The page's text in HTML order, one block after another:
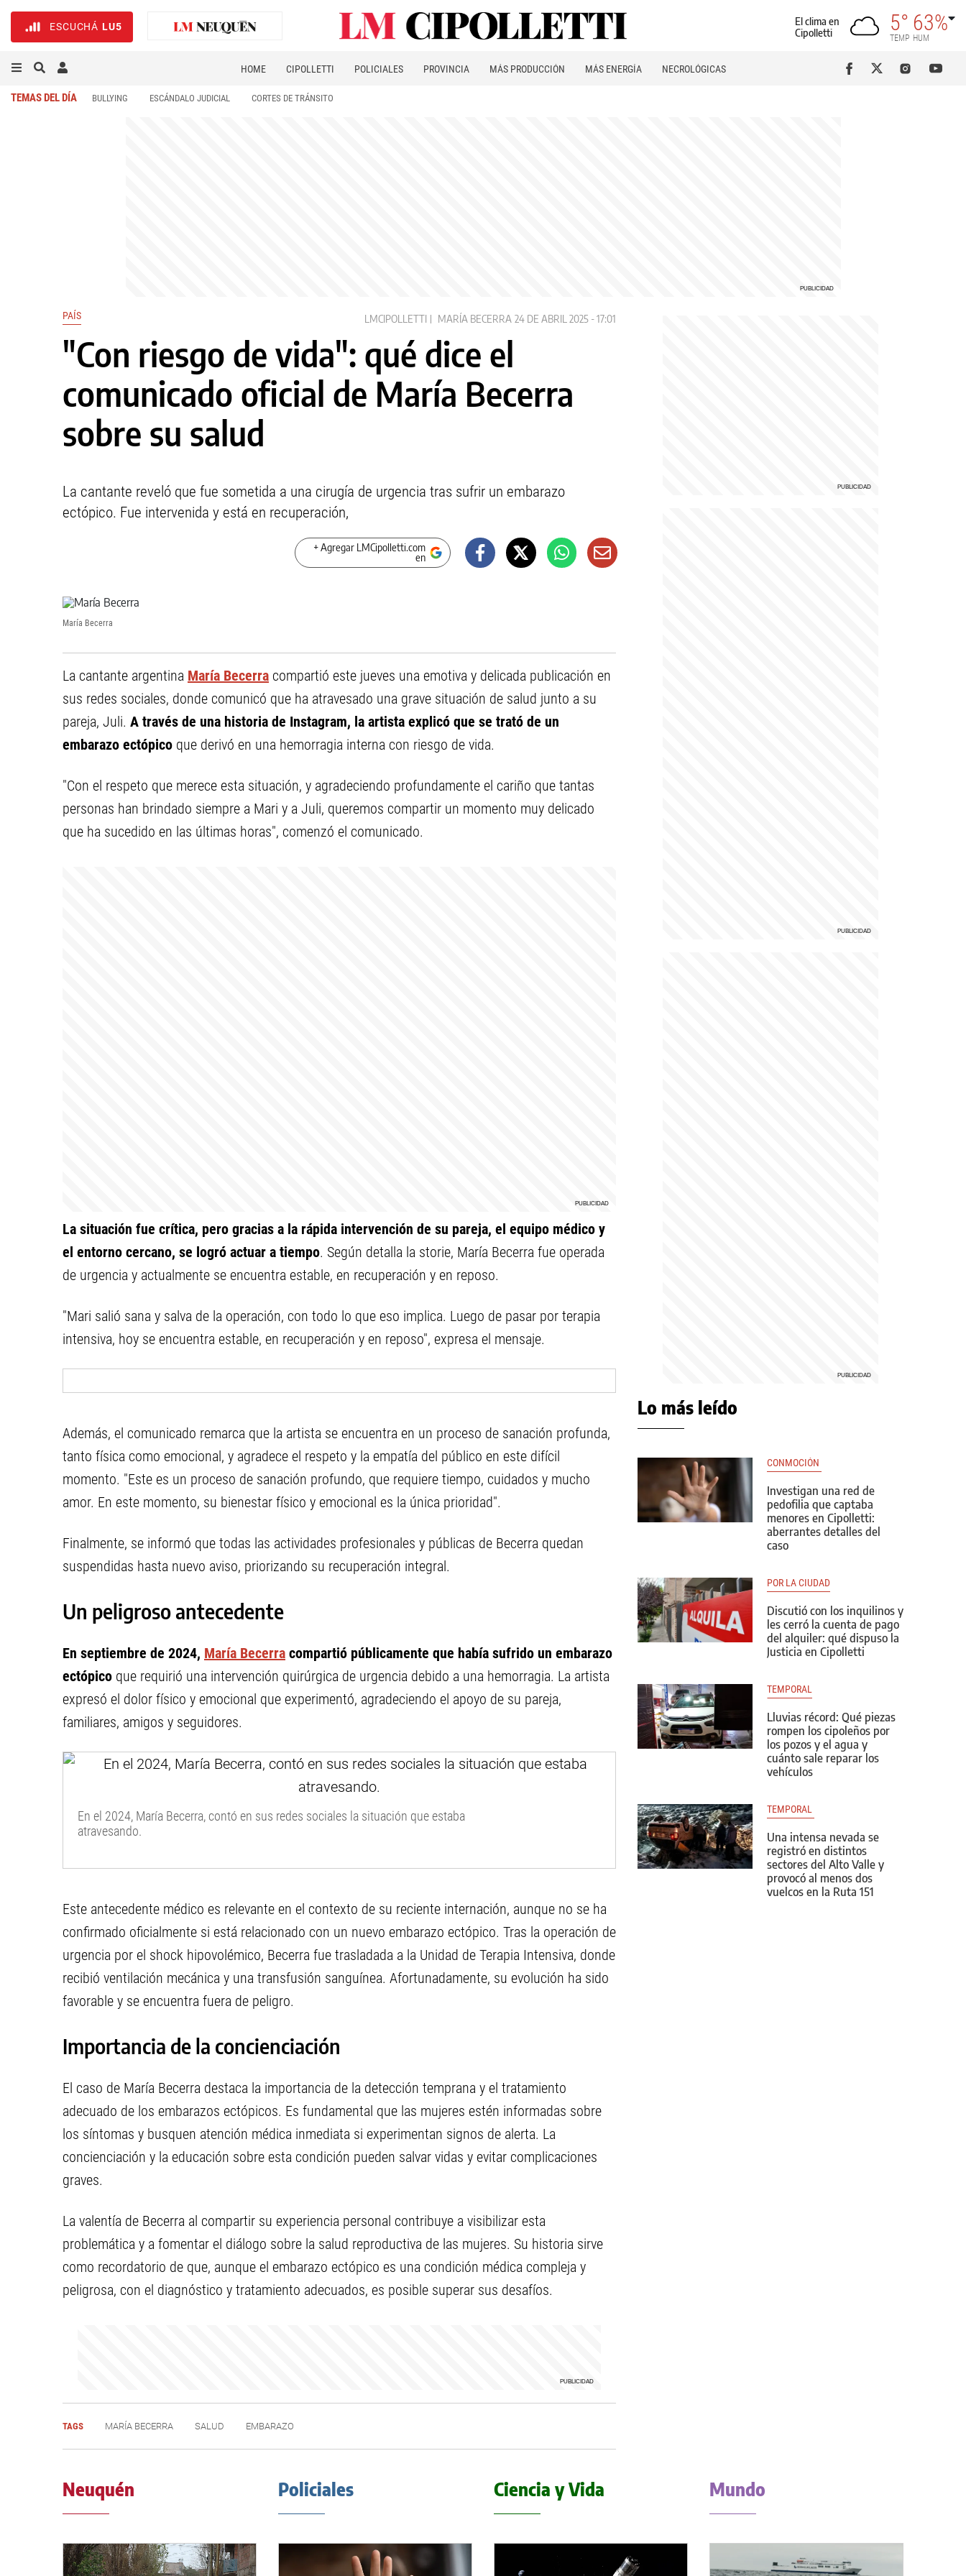
ESCUCHÁ LU5
El clima en
Cipolletti
5°
TEMP
63%
HUM
HOME CIPOLLETTI POLICIALES PROVINCIA MÁS PRODUCCIÓN MÁS ENERGÍA NECROLÓGICAS
TEMAS DEL DÍA BULLYING ESCÁNDALO JUDICIAL CORTES DE TRÁNSITO
PAÍS LMCIPOLLETTI MARÍA BECERRA 24 DE ABRIL 2025 - 17:01
"Con riesgo de vida": qué dice el
comunicado oficial de María Becerra
sobre su salud
La cantante reveló que fue sometida a una cirugía de urgencia tras sufrir un embarazo
ectópico. Fue intervenida y está en recuperación,
+ Agregar LMCipolletti.com
en
María Becerra
La cantante argentina María Becerra compartió este jueves una emotiva y delicada publicación en
sus redes sociales, donde comunicó que ha atravesado una grave situación de salud junto a su
pareja, Juli. A través de una historia de Instagram, la artista explicó que se trató de un
embarazo ectópico que derivó en una hemorragia interna con riesgo de vida.
"Con el respeto que merece esta situación, y agradeciendo profundamente el cariño que tantas
personas han brindado siempre a Mari y a Juli, queremos compartir un momento muy delicado
que ha sucedido en las últimas horas", comenzó el comunicado.
La situación fue crítica, pero gracias a la rápida intervención de su pareja, el equipo médico y
el entorno cercano, se logró actuar a tiempo. Según detalla la storie, María Becerra fue operada
de urgencia y actualmente se encuentra estable, en recuperación y en reposo.
"Mari salió sana y salva de la operación, con todo lo que eso implica. Luego de pasar por terapia
intensiva, hoy se encuentra estable, en recuperación y en reposo", expresa el mensaje.
Además, el comunicado remarca que la artista se encuentra en un proceso de sanación profunda,
tanto física como emocional, y agradece el respeto y la empatía del público en este difícil
momento. "Este es un proceso de sanación profundo, que requiere tiempo, cuidados y mucho
amor. En este momento, su bienestar físico y emocional es la única prioridad".
Finalmente, se informó que todas las actividades profesionales y públicas de Becerra quedan
suspendidas hasta nuevo aviso, priorizando su recuperación integral.
Un peligroso antecedente
En septiembre de 2024, María Becerra compartió públicamente que había sufrido un embarazo
ectópico que requirió una intervención quirúrgica de urgencia debido a una hemorragia. La artista
expresó el dolor físico y emocional que experimentó, agradeciendo el apoyo de su pareja,
familiares, amigos y seguidores.
En el 2024, María Becerra, contó en sus redes sociales la situación que estaba
atravesando.
Este antecedente médico es relevante en el contexto de su reciente internación, aunque no se ha
confirmado oficialmente si está relacionado con un nuevo embarazo ectópico. Tras la operación de
urgencia por el shock hipovolémico, Becerra fue trasladada a la Unidad de Terapia Intensiva, donde
recibió ventilación mecánica y una transfusión sanguínea. Afortunadamente, su evolución ha sido
favorable y se encuentra fuera de peligro.
Importancia de la concienciación
El caso de María Becerra destaca la importancia de la detección temprana y el tratamiento
adecuado de los embarazos ectópicos. Es fundamental que las mujeres estén informadas sobre
los síntomas y busquen atención médica inmediata si experimentan signos de alerta. La
concienciación y la educación sobre esta condición pueden salvar vidas y evitar complicaciones
graves.
La valentía de Becerra al compartir su experiencia personal contribuye a visibilizar esta
problemática y a fomentar el diálogo sobre la salud reproductiva de las mujeres. Su historia sirve
como recordatorio de que, aunque el embarazo ectópico es una condición médica compleja y
peligrosa, con el diagnóstico y tratamiento adecuados, es posible superar sus desafíos.
TAGS MARÍA BECERRA SALUD EMBARAZO
Lo más leído
CONMOCIÓN
Investigan una red de
pedofilia que captaba
menores en Cipolletti:
aberrantes detalles del
caso
POR LA CIUDAD
Discutió con los inquilinos y
les cerró la cuenta de pago
del alquiler: qué dispuso la
Justicia en Cipolletti
TEMPORAL
Lluvias récord: Qué piezas
rompen los cipoleños por
los pozos y el agua y
cuánto sale reparar los
vehículos
TEMPORAL
Una intensa nevada se
registró en distintos
sectores del Alto Valle y
provocó al menos dos
vuelcos en la Ruta 151
Neuquén Policiales Ciencia y Vida Mundo